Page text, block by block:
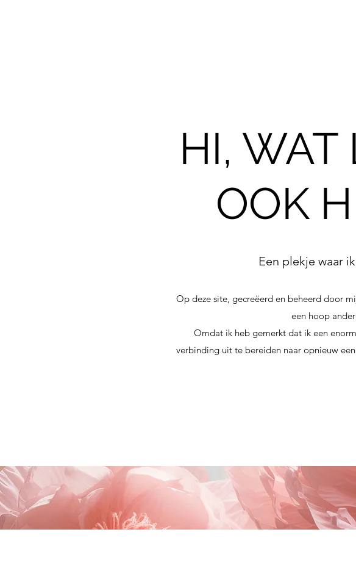
HI, WAT
OOK
Een plekje waar
Op deze site, gecreëerd en beheerd door
een hoop
Omdat ik heb gemerkt dat ik een
verbinding uit te bereiden naar opnieuw